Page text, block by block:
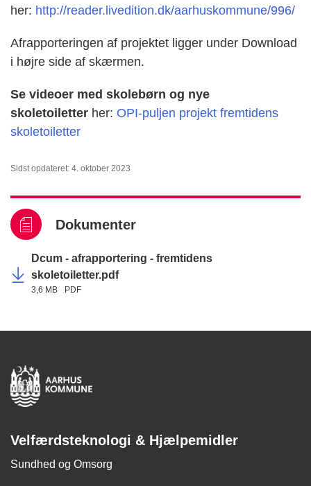
her: http://reader.livedition.dk/aarhuskommune/996/
Afrapporteringen af projektet ligger under Download
i højre side af skærmen.
Se videoer med skolebørn og nye
skoletoiletter her: OPI-puljen projekt fremtidens
skoletoiletter
Sidst opdateret: 4. oktober 2023
Dokumenter
Dcum - afrapportering - fremtidens
skoletoiletter.pdf
3,6 MB PDF
Velfærdsteknologi & Hjælpemidler
Sundhed og Omsorg